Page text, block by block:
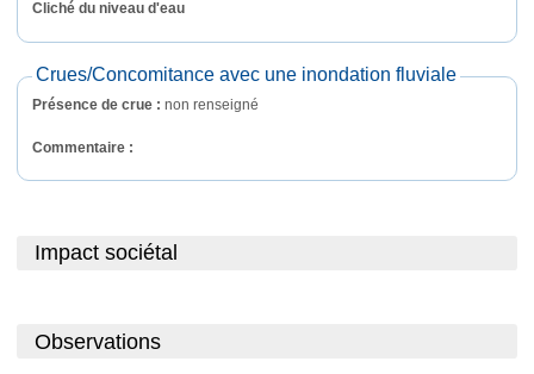
Cliché du niveau d'eau
Crues/Concomitance avec une inondation fluviale
Présence de crue : non renseigné
Commentaire :
Impact sociétal
Observations